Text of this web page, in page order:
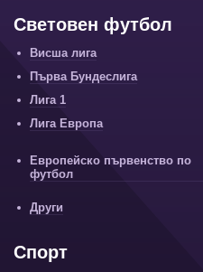
Световен футбол
Висша лига
Първа Бундеслига
Лига 1
Лига Европа
Европейско първенство по
футбол
Други
Спорт